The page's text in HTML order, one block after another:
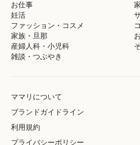
お仕事
妊活
ファッション・コスメ
家族・旦那
産婦人科・小児科
雑談・つぶやき
ママリについて
ブランドガイドライン
利用規約
プライバシーポリシー